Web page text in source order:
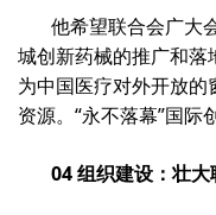
他希望联合会广大
城创新药械的推广和
为中国医疗对外开放
资源。“永不落幕”国际
04 组织建设：壮